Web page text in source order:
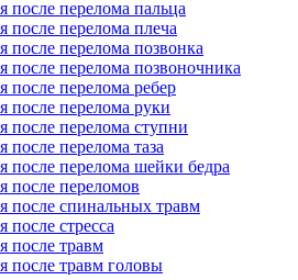
после перелома пальца
после перелома плеча
после перелома позвонка
после перелома позвоночника
после перелома ребер
после перелома руки
после перелома ступни
после перелома таза
после перелома шейки бедра
после переломов
после спинальных травм
после стресса
после травм
после травм головы